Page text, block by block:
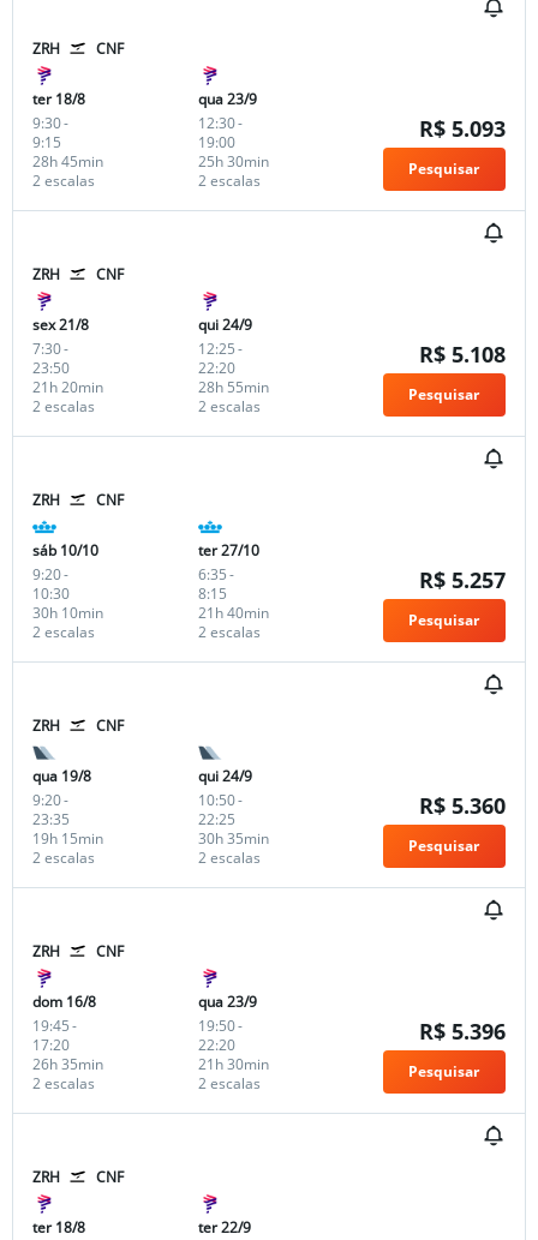
ZRH CNF
ter 18/8
9:30-
9:15
2 escalas
28h 45min
qua 23/9
12:30-
19:00
2 escalas
25h 30min
R$ 5.093
Pesquisar
ZRH CNF
sex 21/8
7:30-
23:50
2 escalas
21h 20min
qui 24/9
12:25-
22:20
2 escalas
28h 55min
R$ 5.108
Pesquisar
ZRH CNF
sáb 10/10
9:20-
10:30
2 escalas
30h 10min
ter 27/10
6:35-
8:15
2 escalas
21h 40min
R$ 5.257
Pesquisar
ZRH CNF
qua 19/8
9:20-
23:35
2 escalas
19h 15min
qui 24/9
10:50-
22:25
2 escalas
30h 35min
R$ 5.360
Pesquisar
ZRH CNF
dom 16/8
19:45-
17:20
2 escalas
26h 35min
qua 23/9
19:50-
22:20
2 escalas
21h 30min
R$ 5.396
Pesquisar
ZRH CNF
ter 18/8
ter 22/9